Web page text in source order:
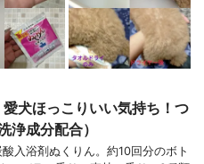
犬ほっこりいい気持ち！つ
浄成分配合）
入浴剤ぬくりん。約10回分のボト